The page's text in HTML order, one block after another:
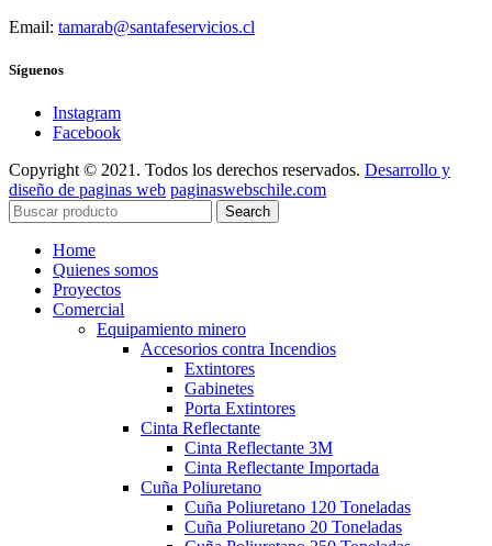
Email: tamarab@santafeservicios.cl
Síguenos
Instagram
Facebook
Copyright © 2021. Todos los derechos reservados. Desarrollo y
diseño de paginas web paginaswebschile.com
Search
Home
Quienes somos
Proyectos
Comercial
Equipamiento minero
Accesorios contra Incendios
Extintores
Gabinetes
Porta Extintores
Cinta Reflectante
Cinta Reflectante 3M
Cinta Reflectante Importada
Cuña Poliuretano
Cuña Poliuretano 120 Toneladas
Cuña Poliuretano 20 Toneladas